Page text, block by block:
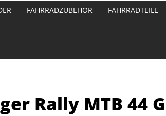
FAHRRADZUBEHÖR FAHRRADTEILE
Rally MTB 44